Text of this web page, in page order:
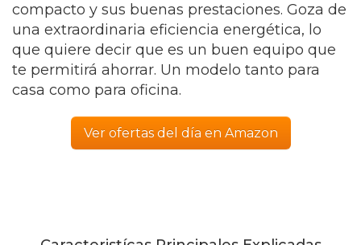
compacto y sus buenas prestaciones. Goza de
una extraordinaria eficiencia energética, lo
que quiere decir que es un buen equipo que
te permitirá ahorrar. Un modelo tanto para
casa como para oficina.
Ver ofertas del día en Amazon